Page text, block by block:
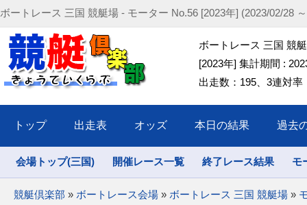
ボートレース 三国 競艇場 - モーター No.56 [2023年] (2023/02/28
ボートレース 三国 競
[2023年] 集計期間 :
出走数：195、3連対率
トップ 出走表 オッズ 本日の結果 過去
会場トップ(三国) 開催レース一覧 終了レース結果 モ
競艇倶楽部 » ボートレース会場 » ボートレース 三国 競艇場 »